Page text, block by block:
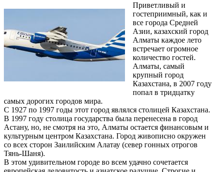
Приветливый и
гостеприимный, как и
все города Средней
Азии, казахский город
Алматы каждое лето
встречает огромное
количество гостей.
Алматы, самый
крупный город
Казахстана, в 2007 году
попал в тридцатку
самых дорогих городов мира.
С 1927 по 1997 годы этот город являлся столицей Казахстана.
В 1997 году столица государства была перенесена в город
Астану, но, не смотря на это, Алматы остается финансовым и
культурным центром Казахстана. Город живописно окружен
со всех сторон Заилийским Алатау (север гонных отрогов
Тянь-Шаня).
В этом удивительном городе во всем удачно сочетается